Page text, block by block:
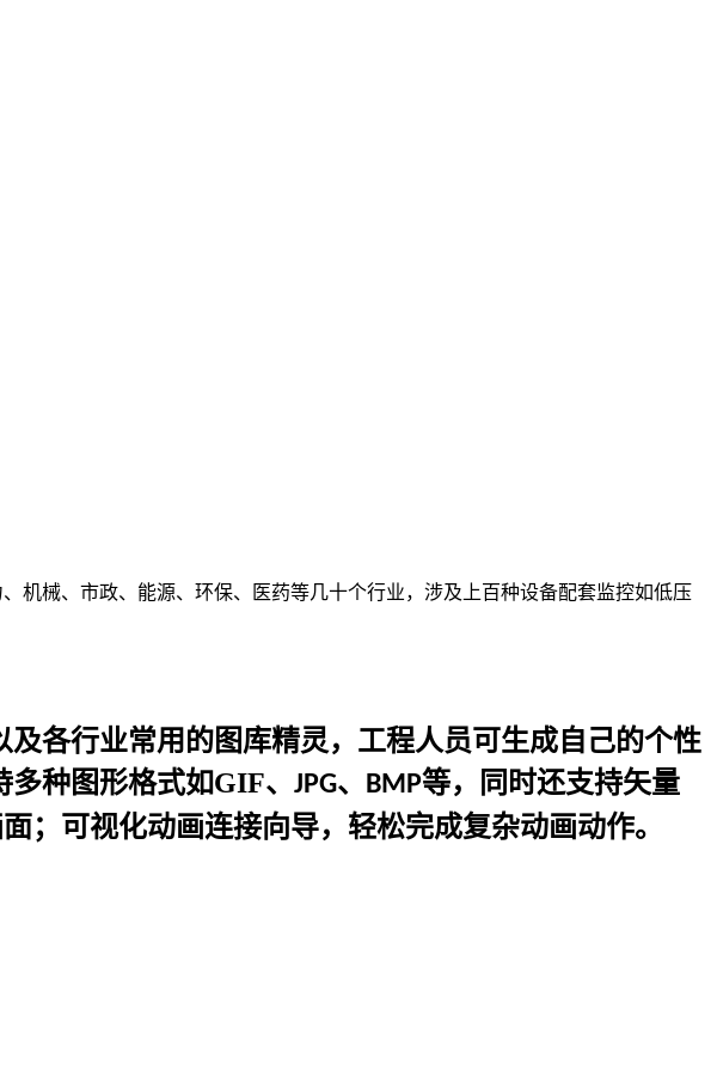
机械、市政、能源、环保、医药等几十个行业，涉及上百种设备配套监控如低压
各行业常用的图库精灵，工程人员可生成自己的个性
多种图形格式如GIF、 JPG、 BMP等，同时还支持矢量
；可视化动画连接向导，轻松完成复杂动画动作。